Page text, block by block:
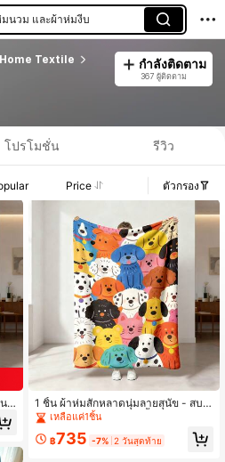
นวม และผ้าห่มงีบ
Textile กำลังติดตาม
367 ผู้ติดตาม
โปรโมชั่น รีวิว
Price ตัวกรอง
น่
,
ค
เ
1 ชิ้น ผ้าห่มสักหลาดนุ่มลายสุนัข - สบา
ยสำหรับเดินทาง, แคมป์ปิ้ง, โซฟา, ตก
แต่งเครื่องนอน, ทำจากโพลีเอสเตอร์ -
ลายสุนัขน่ารัก, อุปกรณ์เครื่องนอนอเนก
เหลือแค่1ชิ้น
฿735 -7% 2 วันสุดท้าย